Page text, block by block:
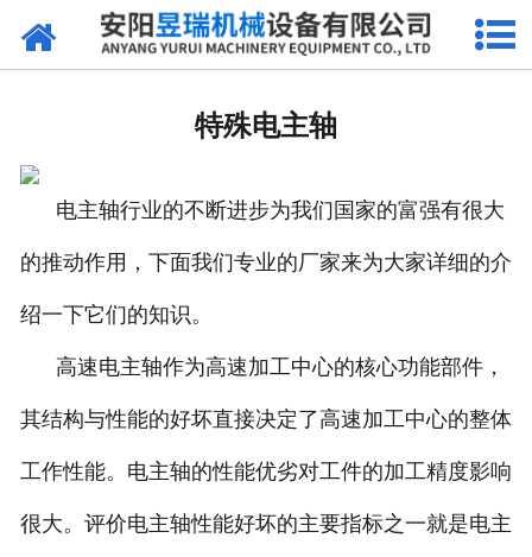
网站首页
厂区环境
公司概况
特殊电主轴
电主轴行业的不断进步为我们国家的富强有很大
的推动作用，下面我们专业的厂家来为大家详细的介
绍一下它们的知识。
高速电主轴作为高速加工中心的核心功能部件，
其结构与性能的好坏直接决定了高速加工中心的整体
工作性能。电主轴的性能优劣对工件的加工精度影响
很大。评价电主轴性能好坏的主要指标之一就是电主